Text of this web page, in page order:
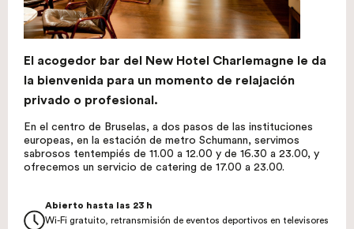
El acogedor bar del New Hotel Charlemagne le da
la bienvenida para un momento de relajación
privado o profesional.
En el centro de Bruselas, a dos pasos de las instituciones
europeas, en la estación de metro Schumann, servimos
sabrosos tentempiés de 11.00 a 12.00 y de 16.30 a 23.00, y
ofrecemos un servicio de catering de 17.00 a 23.00.
Abierto hasta las 23 h
Wi-Fi gratuito, retransmisión de eventos deportivos en televisores